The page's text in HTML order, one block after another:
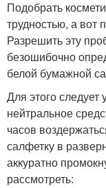
Подобрать
трудностью, а вот
Разрешить эту
безошибочно
белой бумажной
Для этого
нейтральное
часов
салфетку в
аккуратно
рассмотреть: